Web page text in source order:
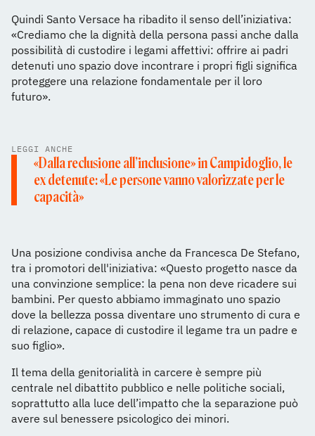
Quindi Santo Versace ha ribadito il senso dell’iniziativa:
«Crediamo che la dignità della persona passi anche dalla
possibilità di custodire i legami affettivi: offrire ai padri
detenuti uno spazio dove incontrare i propri figli significa
proteggere una relazione fondamentale per il loro
futuro».
LEGGI ANCHE
«Dalla reclusione all’inclusione» in Campidoglio, le
ex detenute: «Le persone vanno valorizzate per le
capacità»
Una posizione condivisa anche da Francesca De Stefano,
tra i promotori dell'iniziativa: «Questo progetto nasce da
una convinzione semplice: la pena non deve ricadere sui
bambini. Per questo abbiamo immaginato uno spazio
dove la bellezza possa diventare uno strumento di cura e
di relazione, capace di custodire il legame tra un padre e
suo figlio».
Il tema della genitorialità in carcere è sempre più
centrale nel dibattito pubblico e nelle politiche sociali,
soprattutto alla luce dell’impatto che la separazione può
avere sul benessere psicologico dei minori.